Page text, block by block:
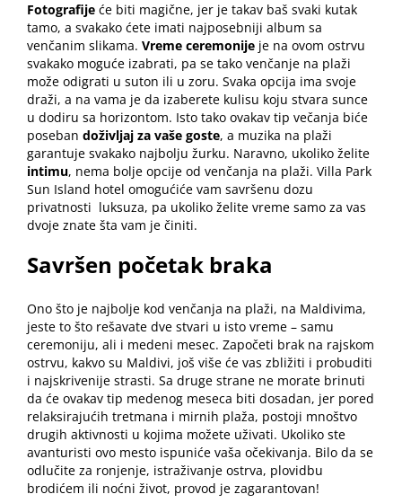
Fotografije će biti magične, jer je takav baš svaki kutak
tamo, a svakako ćete imati najposebniji album sa
venčanim slikama. Vreme ceremonije je na ovom ostrvu
svakako moguće izabrati, pa se tako venčanje na plaži
može odigrati u suton ili u zoru. Svaka opcija ima svoje
draži, a na vama je da izaberete kulisu koju stvara sunce
u dodiru sa horizontom. Isto tako ovakav tip večanja biće
poseban doživljaj za vaše goste, a muzika na plaži
garantuje svakako najbolju žurku. Naravno, ukoliko želite
intimu, nema bolje opcije od venčanja na plaži. Villa Park
Sun Island hotel omogućiće vam savršenu dozu
privatnosti luksuza, pa ukoliko želite vreme samo za vas
dvoje znate šta vam je činiti.
Savršen početak braka
Ono što je najbolje kod venčanja na plaži, na Maldivima,
jeste to što rešavate dve stvari u isto vreme – samu
ceremoniju, ali i medeni mesec. Započeti brak na rajskom
ostrvu, kakvo su Maldivi, još više će vas zbližiti i probuditi
i najskrivenije strasti. Sa druge strane ne morate brinuti
da će ovakav tip medenog meseca biti dosadan, jer pored
relaksirajućih tretmana i mirnih plaža, postoji mnoštvo
drugih aktivnosti u kojima možete uživati. Ukoliko ste
avanturisti ovo mesto ispuniće vaša očekivanja. Bilo da se
odlučite za ronjenje, istraživanje ostrva, plovidbu
brodićem ili noćni život, provod je zagarantovan!